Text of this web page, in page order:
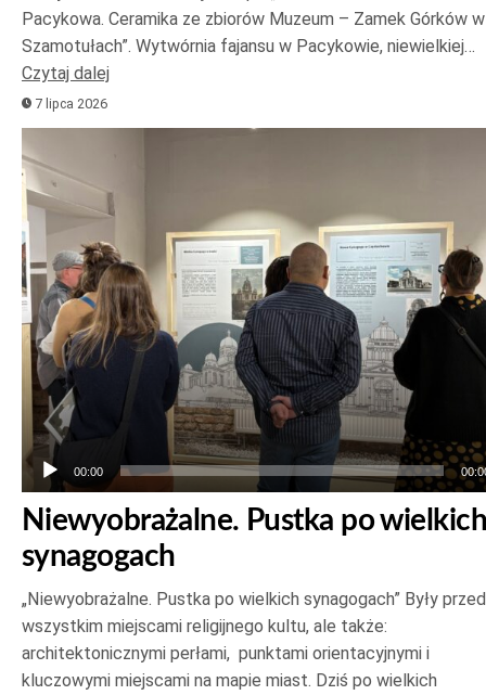
Pacykowa. Ceramika ze zbiorów Muzeum – Zamek Górków w
Szamotułach”. Wytwórnia fajansu w Pacykowie, niewielkiej…
Czytaj dalej
7 lipca 2026
plików
dźwiękowych
00:00
Niewyobrażalne. Pustka po wielkich
synagogach
„Niewyobrażalne. Pustka po wielkich synagogach” Były
wszystkim miejscami religijnego kultu, ale także:
architektonicznymi perłami, punktami orientacyjnymi i
kluczowymi miejscami na mapie miast. Dziś po wielkich